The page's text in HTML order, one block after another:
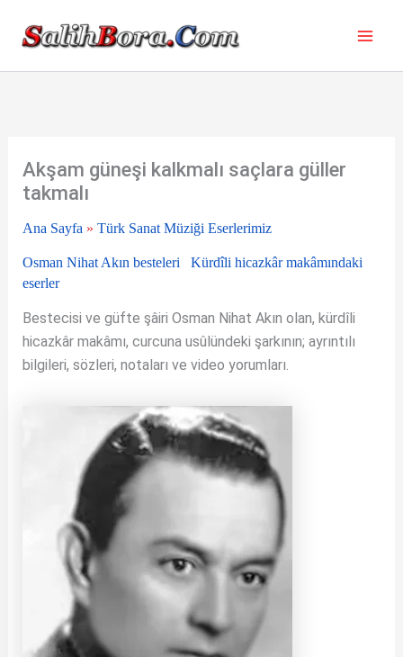
Akşam güneşi kalkmalı saçlara güller
takmalı
Ana Sayfa » Türk Sanat Müziği Eserlerimiz
Osman Nihat Akın besteleri
Kürdîli hicazkâr makâmındaki
eserler
Bestecisi ve güfte şâiri Osman Nihat Akın olan, kürdîli
hicazkâr makâmı, curcuna usûlündeki şarkının; ayrıntılı
bilgileri, sözleri, notaları ve video yorumları.